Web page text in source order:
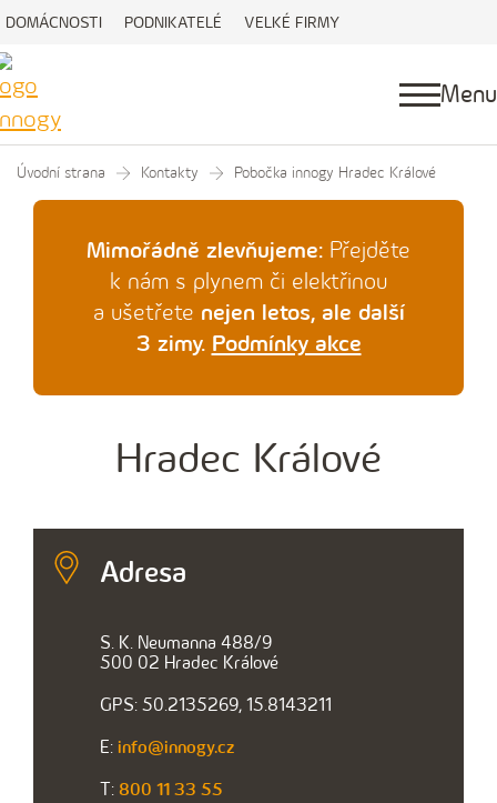
DOMÁCNOSTI PODNIKATELÉ VELKÉ FIRMY
Menu
Úvodní strana Kontakty Pobočka innogy Hradec Králové
Mimořádně zlevňujeme: Přejděte
k nám s plynem či elektřinou
a ušetřete nejen letos, ale další
3 zimy. Podmínky akce
Hradec Králové
Adresa
S. K. Neumanna 488/9
500 02 Hradec Králové
GPS: 50.2135269, 15.8143211
E: info@innogy.cz
T: 800 11 33 55